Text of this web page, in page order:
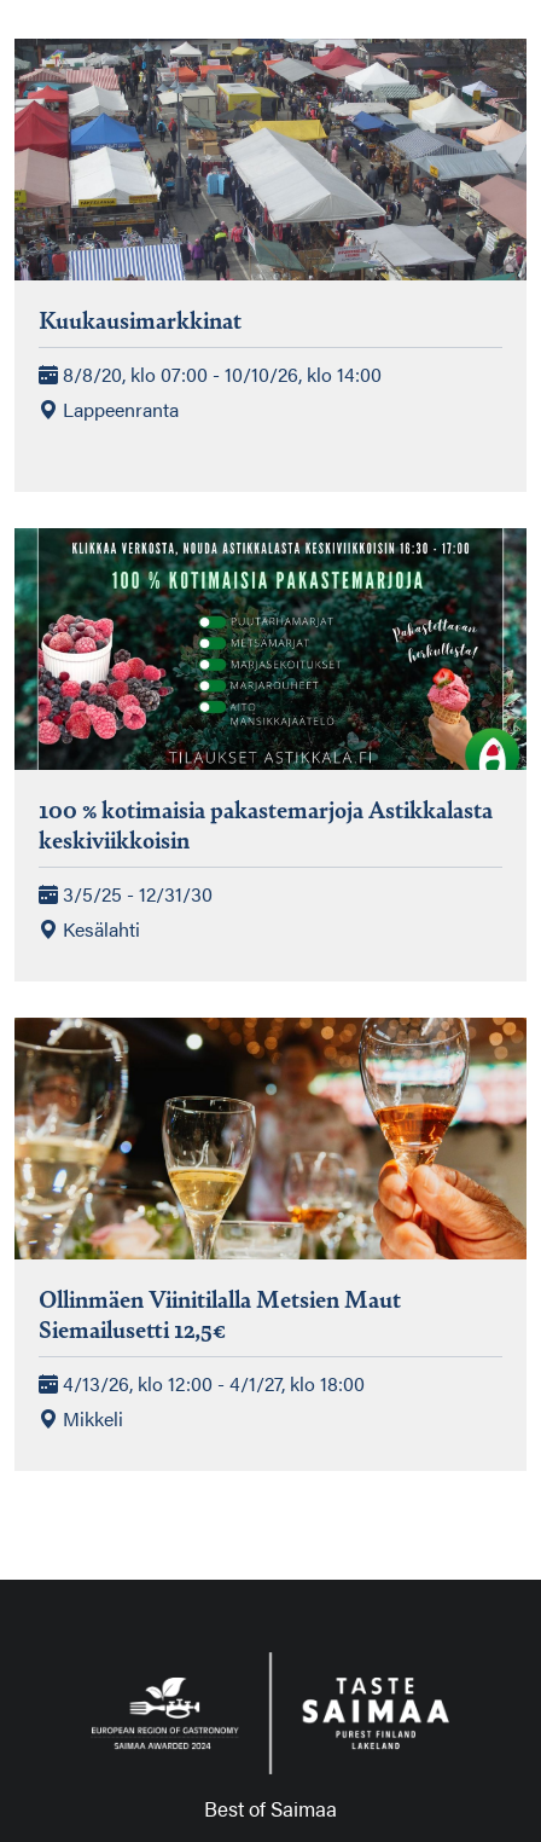
Kuukausimarkkinat
8/8/20, klo 07:00 - 10/10/26, klo 14:00
Lappeenranta
100 % kotimaisia pakastemarjoja Astikkalasta
keskiviikkoisin
3/5/25 - 12/31/30
Kesälahti
Ollinmäen Viinitilalla Metsien Maut
Siemailusetti 12,5€
4/13/26, klo 12:00 - 4/1/27, klo 18:00
Mikkeli
Best of Saimaa